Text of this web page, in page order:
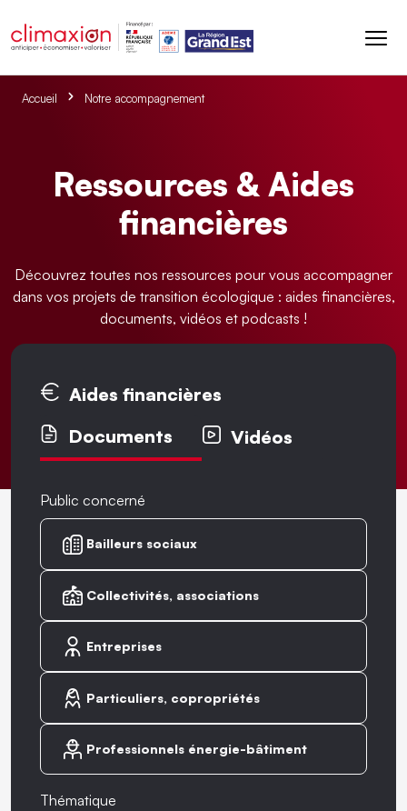
Accueil Notre accompagnement
Ressources & Aides
financières
Découvrez toutes nos ressources pour vous accompagner
dans vos projets de transition écologique : aides financières,
documents, vidéos et podcasts !
Onglets principaux
Aides financières
Documents
Vidéos
Public concerné
Bailleurs sociaux
Collectivités, associations
Entreprises
Particuliers, copropriétés
Professionnels énergie-bâtiment
Thématique